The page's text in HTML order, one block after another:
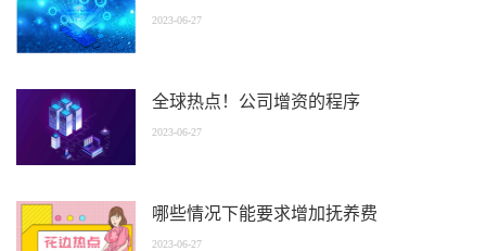
2023-06-27
全球热点！公司增资的程序
2023-06-27
哪些情况下能要求增加抚养费
2023-06-27